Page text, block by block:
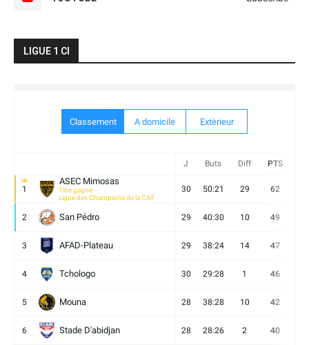
LIGUE 1 CI
Classement A domicile Extèrieur
J Buts Diff PTS
1
ASEC Mimosas
Titre gagné
Ligue des Champions de la CAF
30 50:21 29 62
2 San Pédro 29 40:30 10 49
3 AFAD-Plateau 29 38:24 14 47
4 Tchologo 30 29:28 1 46
5 Mouna 28 38:28 10 42
6 Stade D'abidjan 28 28:26 2 40